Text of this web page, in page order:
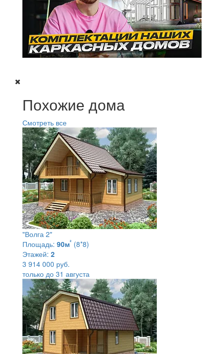
Похожие дома
Смотреть все
"Волга 2"
Площадь: 90м² (8*8)
Этажей: 2
3 914 000 руб.
только до 31 августа